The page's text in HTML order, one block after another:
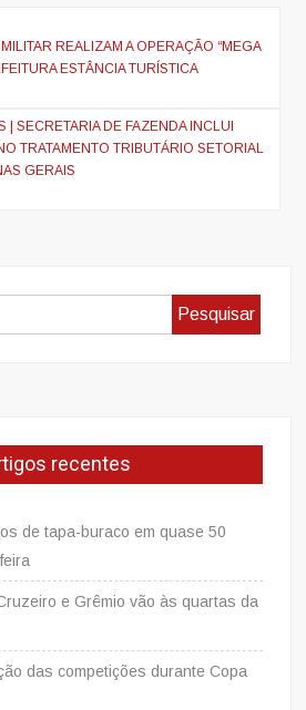
REALIZAM A OPERAÇÃO “MEGA
ESTÂNCIA TURÍSTICA
| SECRETARIA DE FAZENDA INCLUI
TRATAMENTO TRIBUTÁRIO SETORIAL
GERAIS
Pesquisar
por:
recentes
de tapa-buraco em quase 50
e Grêmio vão às quartas da
das competições durante Copa